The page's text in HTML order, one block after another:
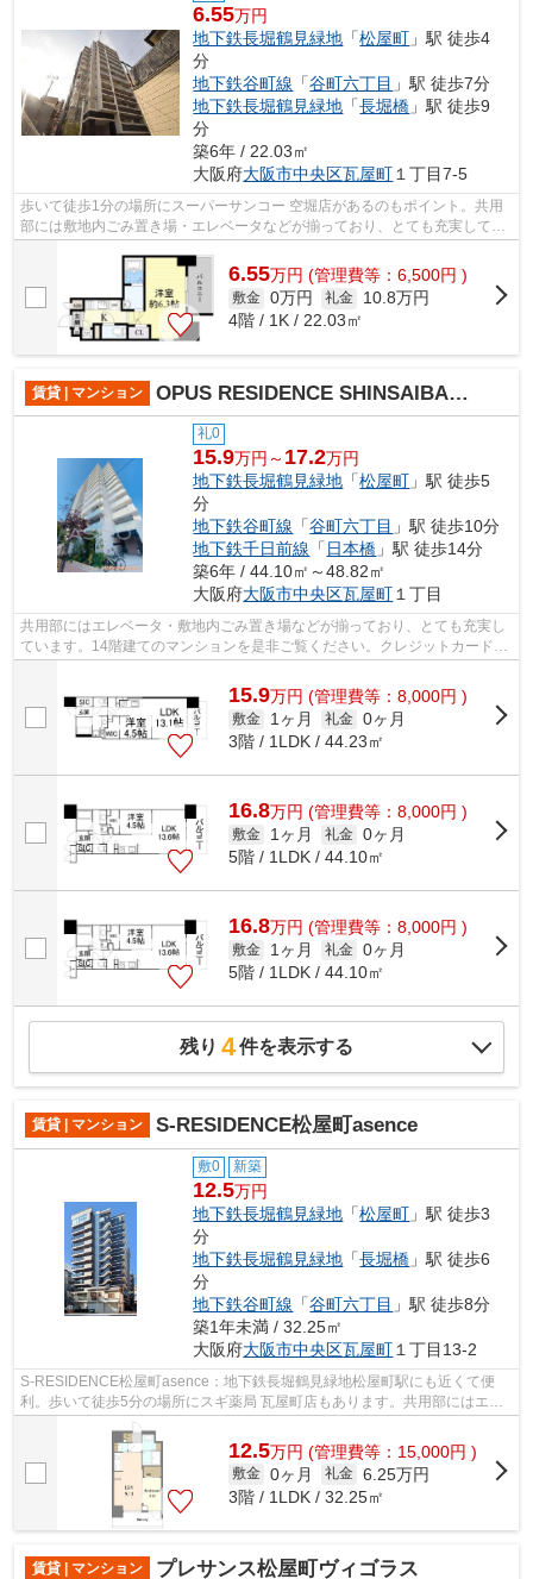
6.55万円
地下鉄長堀鶴見緑地 「松屋町 」駅 徒歩4
分
地下鉄谷町線 「谷町六丁目 」駅 徒歩7分
地下鉄長堀鶴見緑地 「長堀橋 」駅 徒歩9
分
築6年 / 22.03㎡
大阪府大阪市中央区瓦屋町 １丁目7-5
歩いて徒歩1分の場所にスーパーサンコー 空堀店があるのもポイント。共用
部には敷地内ごみ置き場・エレベータなどが揃っており、とても充実してい
ます。駅まで平坦な場所に位置する物...
6.55万円 (管理費等：6,500円 )
敷金 0万円 礼金
10.8万円
4階 / 1K / 22.03㎡
賃貸 | マンション OPUS RESIDENCE SHINSAIBASHI SOUTH
礼0
15.9万円～ 17.2万円
地下鉄長堀鶴見緑地 「松屋町 」駅 徒歩5
分
地下鉄谷町線 「谷町六丁目 」駅 徒歩10分
地下鉄千日前線 「 日本橋 」駅 徒歩14分
築6年 / 44.10㎡～48.82㎡
大阪府大阪市中央区瓦屋町１丁目
共用部にはエレベータ・敷地内ごみ置き場などが揃っており、とても充実し
ています。14階建てのマンションを是非ご覧ください。クレジットカードで
15.9万円 (管理費等：8,000円 )
敷金 1ヶ月 礼金 0ヶ月
3階 / 1LDK / 44.23㎡
16.8万円 (管理費等：8,000円 )
敷金 1ヶ月 礼金 0ヶ月
5階 / 1LDK / 44.10㎡
16.8万円 (管理費等：8,000円 )
敷金 1ヶ月 礼金 0ヶ月
5階 / 1LDK / 44.10㎡
残り 4件を表示する
賃貸 | マンション S-RESIDENCE松屋町asence
敷0 新築
12.5万円
地下鉄長堀鶴見緑地 「松屋町 」駅 徒歩3
分
地下鉄長堀鶴見緑地 「長堀橋 」駅 徒歩6
分
地下鉄谷町線 「谷町六丁目 」駅 徒歩8分
築1年未満 / 32.25㎡
大阪府大阪市中央区瓦屋町１丁目13-2
S-RESIDENCE松屋町asence：地下鉄長堀鶴見緑地松屋町駅にも近くて便
利。歩いて徒歩5分の場所にスギ薬局 瓦屋町店もあります。共用部にはエレ
ベータ・敷地内ごみ置き場などが揃っており...
12.5万円 (管理費等：15,000円 )
敷金 0ヶ月 礼金 6.25万円
3階 / 1LDK / 32.25㎡
賃貸 | マンション プレサンス松屋町ヴィゴラス